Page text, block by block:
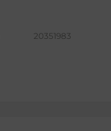
20351983